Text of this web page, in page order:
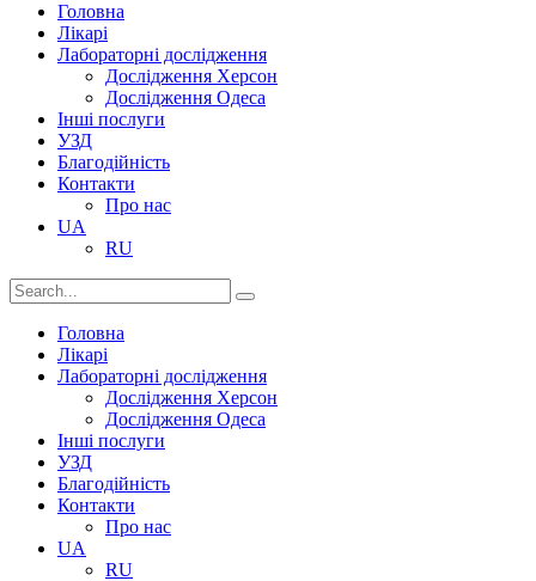
Головна
Лікарі
Лабораторні дослідження
Дослідження Херсон
Дослідження Одеса
Інші послуги
УЗД
Благодійність
Контакти
Про нас
UA
RU
Головна
Лікарі
Лабораторні дослідження
Дослідження Херсон
Дослідження Одеса
Інші послуги
УЗД
Благодійність
Контакти
Про нас
UA
RU